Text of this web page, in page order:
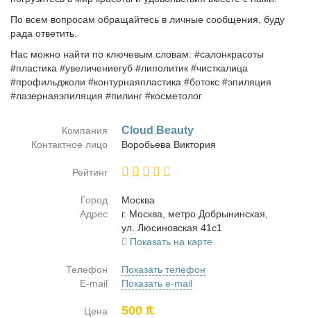
По всем вопросам обращайтесь в личные сообщения, буду
рада ответить.
Нас можно найти по ключевым словам: #салонкрасоты
#пластика #увеличениегуб #липолитик #чисткалица
#профильджоли #контурнаяпластика #ботокс #эпиляция
#лазернаяэпиляция #пилинг #косметолог
Компания Cloud Beauty
Контактное лицо Во­ро­бье­ва Вик­то­рия
Рейтинг
Город
Москва
Адрес
г. Москва, мет­ро Доб­ры­нин­ская,
ул. Лю­си­нов­ская 41с1
Показать на карте
Телефон
Показать телефон
E-mail
Показать e-mail
Цена 500 ₶